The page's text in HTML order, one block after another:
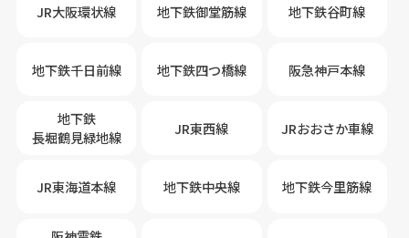
JR大阪環状線 地下鉄御堂筋線 地下鉄谷町線
地下鉄千日前線 地下鉄四つ橋線 阪急神戸本線
地下鉄
長堀鶴見緑地線
JR東西線 JRおおさか車線
JR東海道本線 地下鉄中央線 地下鉄今里筋線